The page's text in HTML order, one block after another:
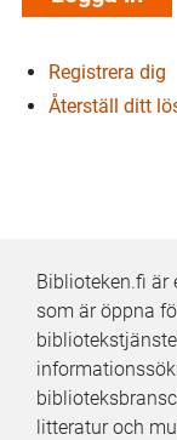
Registrera dig
Återställ ditt
Biblioteken.fi är
som är öppna
litteratur och